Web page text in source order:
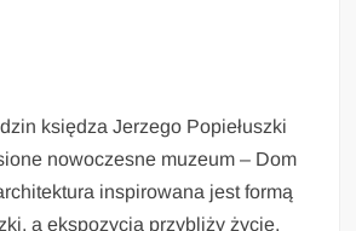
księdza Jerzego Popiełuszki
nowoczesne muzeum – Dom
inspirowana jest formą
a ekspozycja przybliży życie,